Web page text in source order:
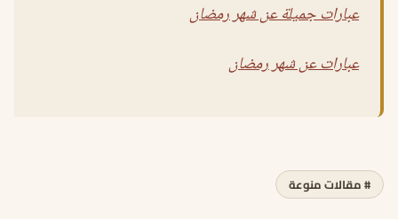
عبارات جميلة عن شهر رمضان
عبارات عن شهر رمضان
# مقالات منوعة